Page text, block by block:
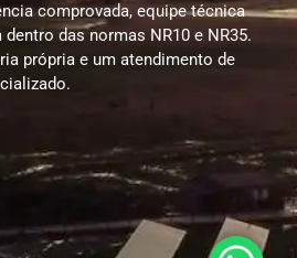
comprovada, equipe técnica
das normas NR10 e NR35.
própria e um atendimento de